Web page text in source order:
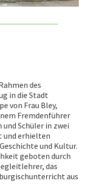
des
in die Stadt
von Frau Bley,
Fremdenführer
und Schüler in zwei
und erhielten
und Kultur.
geboten durch
das
aus